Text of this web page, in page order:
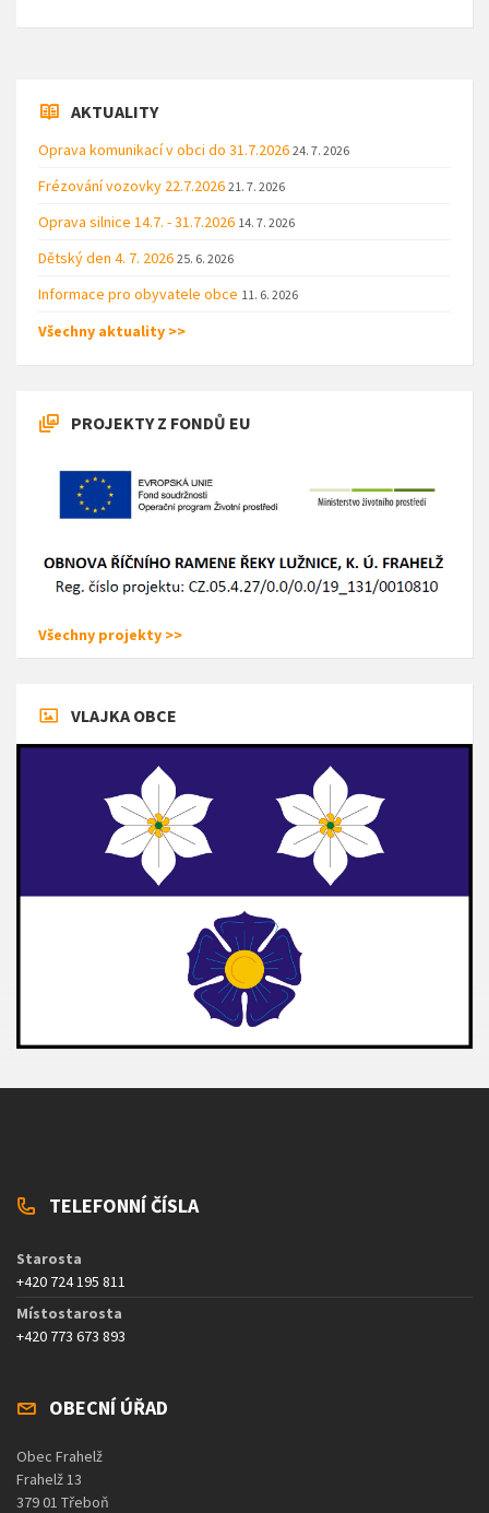
AKTUALITY
Oprava komunikací v obci do 31.7.2026 24. 7. 2026
Frézování vozovky 22.7.2026 21. 7. 2026
Oprava silnice 14.7. - 31.7.2026 14. 7. 2026
Dětský den 4. 7. 2026 25. 6. 2026
Informace pro obyvatele obce 11. 6. 2026
Všechny aktuality >>
PROJEKTY Z FONDŮ EU
Všechny projekty >>
VLAJKA OBCE
TELEFONNÍ ČÍSLA
Starosta
+420 724 195 811
Místostarosta
+420 773 673 893
OBECNÍ ÚŘAD
Obec Frahelž
Frahelž 13
379 01 Třeboň